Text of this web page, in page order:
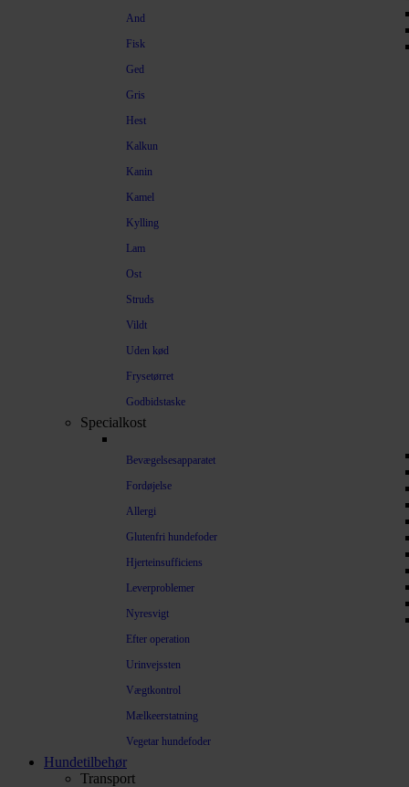
And
Fisk
Ged
Gris
Hest
Kalkun
Kanin
Kamel
Kylling
Lam
Ost
Struds
Vildt
Uden kød
Frysetørret
Godbidstaske
Specialkost
Bevægelsesapparatet
Fordøjelse
Allergi
Glutenfri hundefoder
Hjerteinsufficiens
Leverproblemer
Nyresvigt
Efter operation
Urinvejssten
Vægtkontrol
Mælkeerstatning
Vegetar hundefoder
Hundetilbehør
Transport